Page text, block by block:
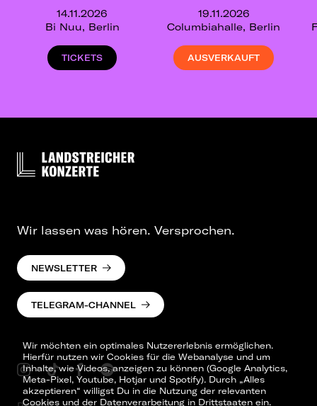
14.11.2026
Bi Nuu, Berlin
TICKETS
19.11.2026
Columbiahalle, Berlin
AUSVERKAUFT
Wir möchten ein optimales Nutzererlebnis ermöglichen.
Hierfür nutzen wir Cookies für die Webanalyse und um
Inhalte, wie Videos, anzeigen zu können (Google Analytics,
Meta-Pixel, Youtube, Hotjar und Spotify). Durch „Alles
akzeptieren“ willigst Du in die Nutzung der relevanten
Cookies und der Datenverarbeitung in Drittstaaten ein.
Wir lassen was hören. Versprochen.
NEWSLETTER
TELEGRAM-CHANNEL